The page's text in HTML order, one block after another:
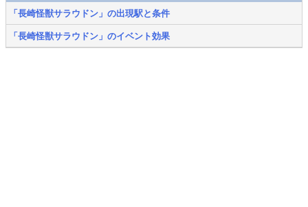
「長崎怪獣サラウドン」の出現駅と条件
「長崎怪獣サラウドン」のイベント効果